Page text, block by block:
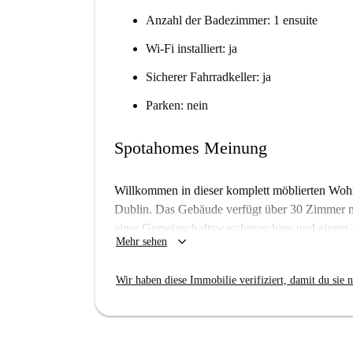
Anzahl der Badezimmer: 1 ensuite
Wi-Fi installiert: ja
Sicherer Fahrradkeller: ja
Parken: nein
Spotahomes Meinung
Willkommen in dieser komplett möblierten
Dublin. Das Gebäude verfügt über 30 Zimmer
einer Gemeinschaftswaschmaschine und
und WLAN sind in der Miete enthalten und
Zuverlässigkeit.
Die Wohnung befindet sich in der nördlichen
Mehr sehen keyboard_arrow_down
Wir haben diese Immobilie verifiziert, damit du sie